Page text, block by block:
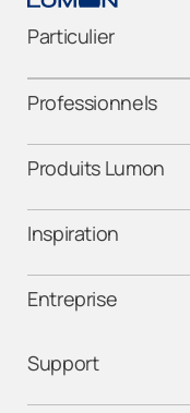
Particulier
Professionnels
Produits Lumon
Inspiration
Entreprise
Support